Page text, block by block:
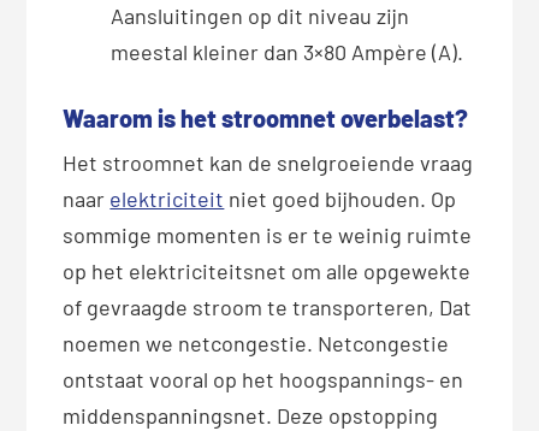
Aansluitingen op dit niveau zijn
meestal kleiner dan 3×80 Ampère (A).
Waarom is het stroomnet overbelast?
Het stroomnet kan de snelgroeiende vraag
naar elektriciteit niet goed bijhouden. Op
sommige momenten is er te weinig ruimte
op het elektriciteitsnet om alle opgewekte
of gevraagde stroom te transporteren, Dat
noemen we netcongestie. Netcongestie
ontstaat vooral op het hoogspannings- en
middenspanningsnet. Deze opstopping